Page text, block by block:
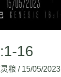
16
粮 / 15/05/2023